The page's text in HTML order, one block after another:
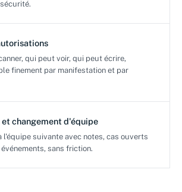
qui peut voir, qui peut écrire,
finement par manifestation et par
et changement d'équipe
l'équipe suivante avec notes, cas ouverts
sans friction.